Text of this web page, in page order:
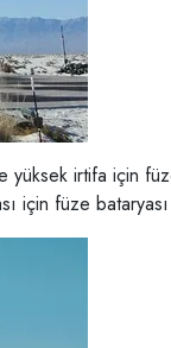
yüksek irtifa için
için füze